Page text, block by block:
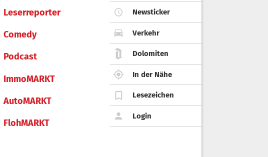
Leserreporter
Comedy
Podcast
ImmoMARKT
AutoMARKT
FlohMARKT
Newsticker
Verkehr
Dolomiten
In der Nähe
Lesezeichen
Login